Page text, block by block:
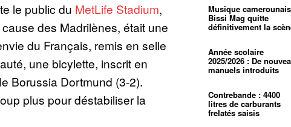
le public du MetLife Stadium,
des Madrilènes, était une
du Français, remis en selle
une bicylette, inscrit en
Borussia Dortmund (3-2).
plus pour déstabiliser la
Mouelle
dernier
voyage
Musique
Bissi Mag quitte
définitivement la
Année scolaire
2025/2026 : De
manuels introduits
Contrebande : 4400
litres de carburants
frelatés saisis